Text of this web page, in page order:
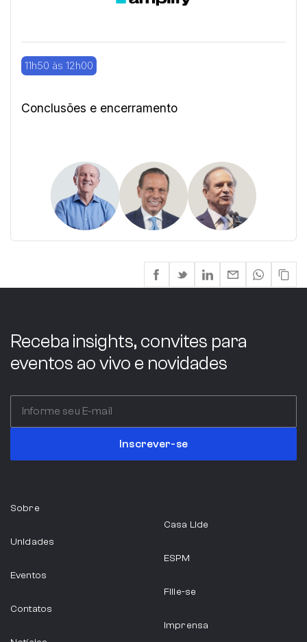
11h50 às 12h00
Conclusões e encerramento
Receba insights, convites para
eventos ao vivo e novidades
Inscrever-se
Sobre
Unidades
Eventos
Contatos
Casa Lide
ESPM
Filie-se
Imprensa